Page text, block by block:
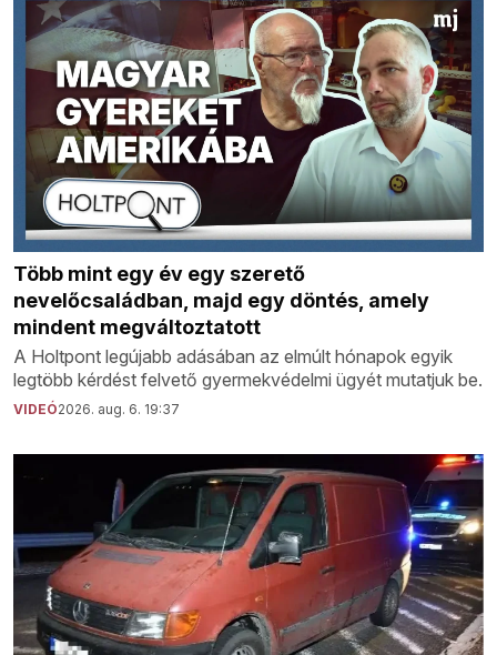
Több mint egy év egy szerető
nevelőcsaládban, majd egy döntés, amely
mindent megváltoztatott
A Holtpont legújabb adásában az elmúlt hónapok egyik
legtöbb kérdést felvető gyermekvédelmi ügyét mutatjuk be.
VIDEÓ2026. aug. 6. 19:37